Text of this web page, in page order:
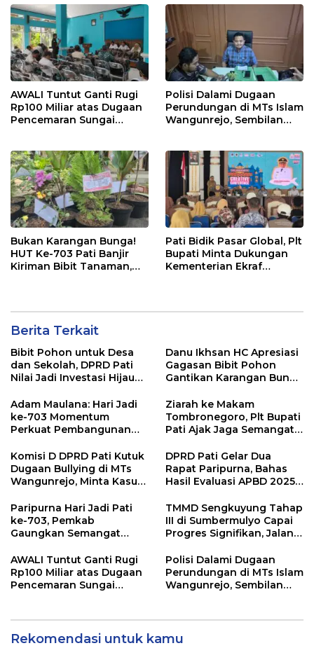
AWALI Tuntut Ganti Rugi
Rp100 Miliar atas Dugaan
Pencemaran Sungai
Polisi Dalami Dugaan
Perundungan di MTs Islam
Wangunrejo, Sembilan
Bukan Karangan Bunga!
HUT Ke-703 Pati Banjir
Kiriman Bibit Tanaman,
Pati Bidik Pasar Global, Plt
Bupati Minta Dukungan
Kementerian Ekraf
Berita Terkait
Bibit Pohon untuk Desa
dan Sekolah, DPRD Pati
Nilai Jadi Investasi Hijau
Danu Ikhsan HC Apresiasi
Gagasan Bibit Pohon
Gantikan Karangan Bunga
Adam Maulana: Hari Jadi
ke-703 Momentum
Perkuat Pembangunan
Masyarakat Pati
Ziarah ke Makam
Tombronegoro, Plt Bupati
Pati Ajak Jaga Semangat
Pelayanan Publik
Berkualitas
Komisi D DPRD Pati Kutuk
Dugaan Bullying di MTs
Wangunrejo, Minta Kasus
DPRD Pati Gelar Dua
Rapat Paripurna, Bahas
Hasil Evaluasi APBD 2025
2026
Paripurna Hari Jadi Pati
ke-703, Pemkab
Gaungkan Semangat
Mbangun Kamajengan”
TMMD Sengkuyung Tahap
III di Sumbermulyo Capai
Progres Signifikan, Jalan
Persen
AWALI Tuntut Ganti Rugi
Rp100 Miliar atas Dugaan
Pencemaran Sungai
Polisi Dalami Dugaan
Perundungan di MTs Islam
Wangunrejo, Sembilan
Rekomendasi untuk kamu